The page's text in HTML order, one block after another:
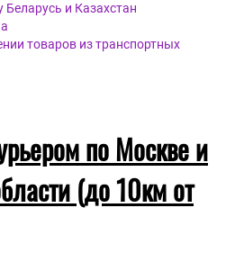
и Казахстан
товаров из транспортных
по Москве и
(до 10км от